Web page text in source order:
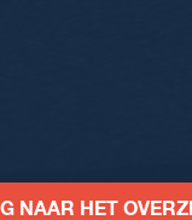
NAAR HET